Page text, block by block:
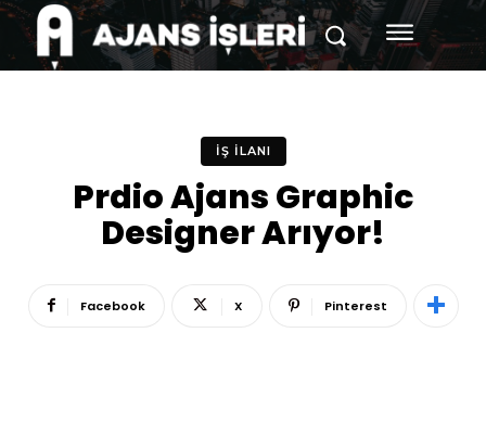
İŞ İLANI
Prdio Ajans Graphic
Designer Arıyor!
Facebook X Pinterest